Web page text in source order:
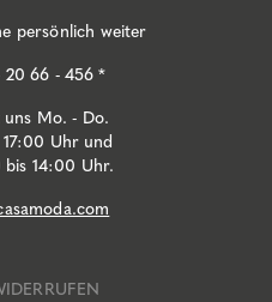
persönlich weiter
20 66 - 456 *
Mo. - Do.
Uhr und
14:00 Uhr.